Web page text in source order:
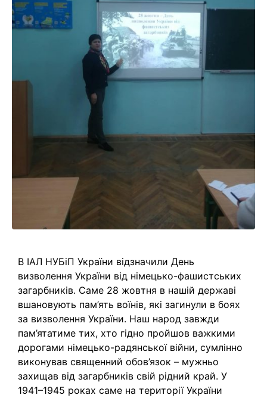
В ІАЛ НУБіП України відзначили День
визволення України від німецько-фашистських
загарбників. Саме 28 жовтня в нашій державі
вшановують пам’ять воїнів, які загинули в боях
за визволення України. Наш народ завжди
пам’ятатиме тих, хто гідно пройшов важкими
дорогами німецько-радянської війни, сумлінно
виконував священний обов’язок – мужньо
захищав від загарбників свій рідний край. У
1941–1945 роках саме на території України